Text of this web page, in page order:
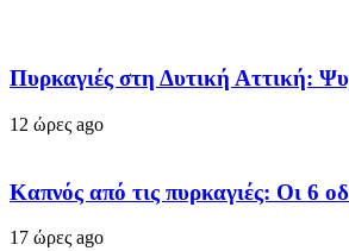
Πυρκαγιές στη Δυτική Αττική:
12 ώρες ago
Καπνός από τις πυρκαγιές: Οι 6
17 ώρες ago